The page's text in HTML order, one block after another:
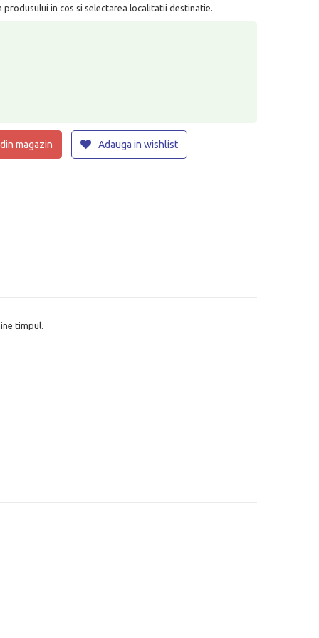
in cos si selectarea localitatii destinatie.
magazin Adauga in wishlist
timpul.